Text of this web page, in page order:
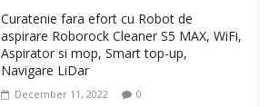
Curatenie fara efort cu Robot de
aspirare Roborock Cleaner S5 MAX, WiFi,
Aspirator si mop, Smart top-up,
Navigare LiDar
December 11, 2022 0